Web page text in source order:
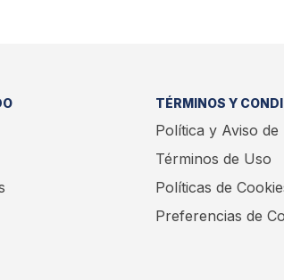
TÉRMINOS Y
Política y Aviso de
Términos de Uso
Políticas de
Preferencias de